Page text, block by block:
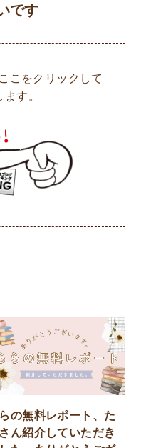
です
こをクリックして
す。
の無料レポート、た
ん紹介していただき